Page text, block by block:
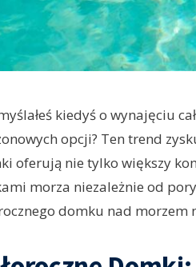
kiedyś o wynajęciu
opcji? Ten trend
oferują nie tylko większy
morza niezależnie od
domku nad morzem